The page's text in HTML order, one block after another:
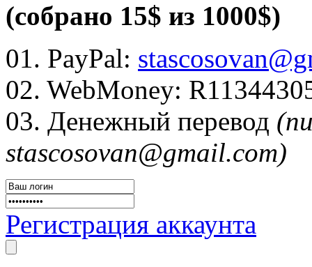
(собрано 15$ из 1000$)
01. PayPal:
02. WebMoney:
03. Денежный перевод
stascosovan@gmail.com)
Регистрация аккаунта